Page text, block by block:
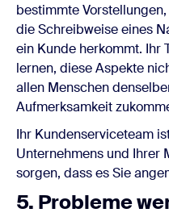
bestimmte
die Schreibweise eines
ein Kunde herkommt. Ihr
lernen, diese Aspekte
allen Menschen
Aufmerksamkeit
Ihr Kundenserviceteam
Unternehmens und Ihrer
sorgen, dass es Sie
5. Probleme